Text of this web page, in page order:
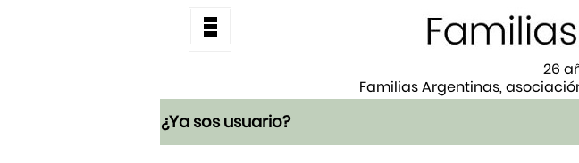
26
Familias Argentinas,
¿Ya sos usuario?